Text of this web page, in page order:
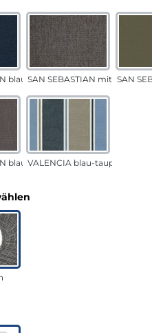
blau SAN SEBASTIAN mittelgrau
SAN
blau-sand
VALENCIA blau-taupe